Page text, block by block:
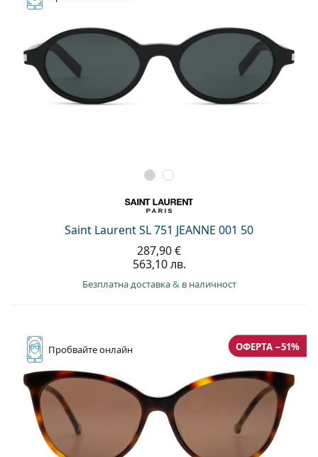
Saint Laurent SL 751 JEANNE 001 50
287,90 €
563,10 лв.
Безплатна доставка& в наличност
Пробвайтеонлайн ОФЕРТА −51%